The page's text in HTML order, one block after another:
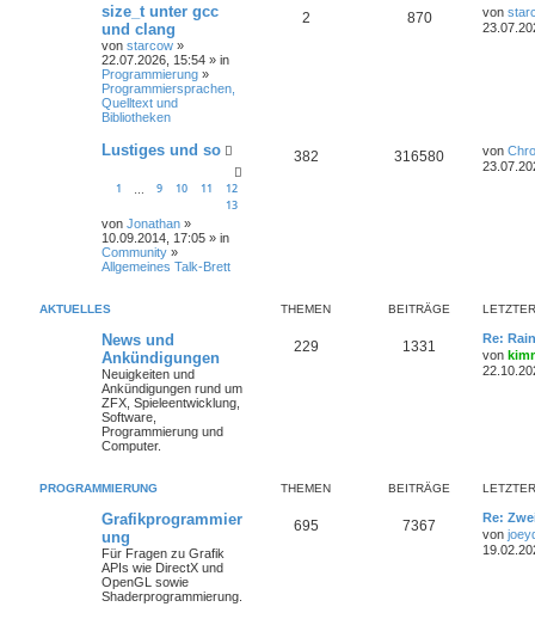
size_t unter gcc
und clang
von starcow »
22.07.2026, 15:54 » in
Programmierung »
Programmiersprachen,
Quelltext und
Bibliotheken
2 870 von
Lustiges und so
1 9 10 11
12
13
von Jonathan »
10.09.2014, 17:05 » in
Community »
Allgemeines Talk-Brett
382 316580 von
AKTUELLES THEMEN BEITRÄGE
News und
Ankündigungen
Neuigkeiten und
Ankündigungen rund um
ZFX, Spieleentwicklung,
Software,
Programmierung und
Computer.
229 1331
Re:
von
PROGRAMMIERUNG THEMEN BEITRÄGE
Grafikprogrammier
ung
Für Fragen zu Grafik
APIs wie DirectX und
OpenGL sowie
Shaderprogrammierung.
695 7367
Re:
von